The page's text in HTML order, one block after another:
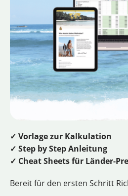
✓ Vorlage zur Kalkulation
✓ Step by Step Anleitung
✓ Cheat Sheets für Länder-
Bereit für den ersten Schritt